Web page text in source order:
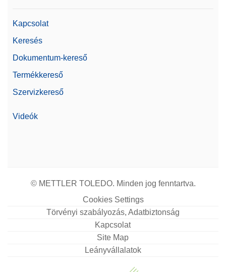
Kapcsolat
Keresés
Dokumentum-kereső
Termékkereső
Szervizkereső
Videók
© METTLER TOLEDO. Minden jog fenntartva.
Cookies Settings
Törvényi szabályozás, Adatbiztonság
Kapcsolat
Site Map
Leányvállalatok